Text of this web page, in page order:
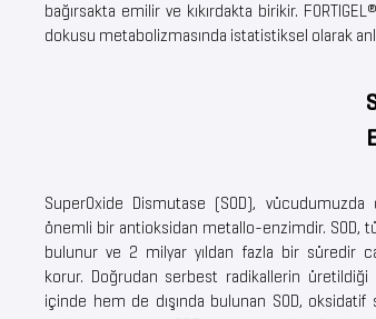
bağırsakta emilir ve kıkırdakta birikir.
dokusu metabolizmasında istatistiksel olarak
SuperOxide Dismutase (SOD),
önemli bir antioksidan metallo-enzimdir. SOD,
bulunur ve 2 milyar yıldan fazla bir süredir
korur. Doğrudan serbest radikallerin üretildiği
içinde hem de dışında bulunan SOD,